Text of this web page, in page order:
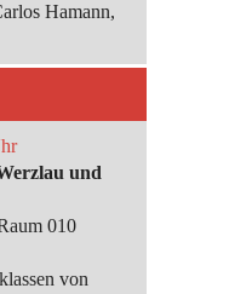
Hamann,
und
010
von